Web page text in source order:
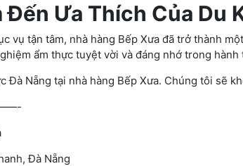
Ưa Thích Của Du
vụ tận tâm, nhà hàng Bếp Xưa đã trở thành
ẩm thực tuyệt vời và đáng nhớ trong hành
Đà Nẵng tại nhà hàng Bếp Xưa. Chúng tôi sẽ
Đà Nẵng